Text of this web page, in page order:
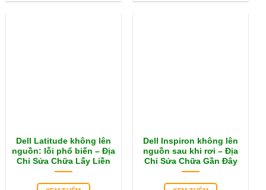
Dell Latitude không lên
nguồn: lỗi phổ biến – Địa
Chỉ Sửa Chữa Lấy Liền
Dell Inspiron không lên
nguồn sau khi rơi – Địa
Chỉ Sửa Chữa Gần Đây